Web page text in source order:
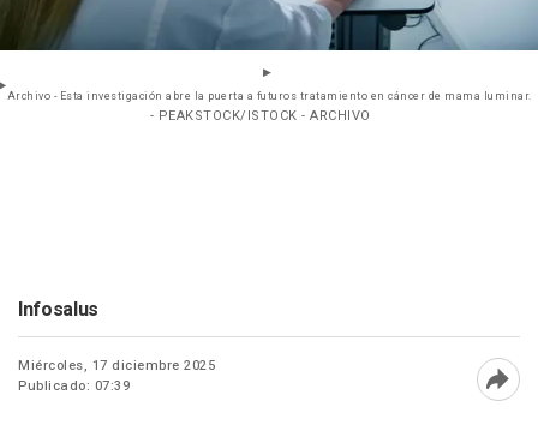
Archivo - Esta investigación abre la puerta a futuros tratamiento en cáncer de mama luminar.
- PEAKSTOCK/ISTOCK - ARCHIVO
Infosalus
Miércoles, 17 diciembre 2025
Publicado: 07:39